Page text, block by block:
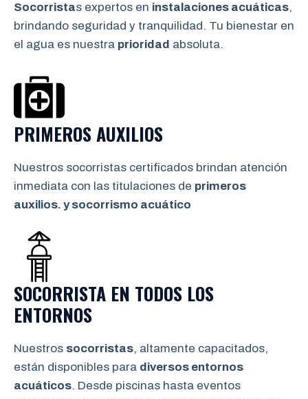
Socorristas expertos en instalaciones acuáticas,
brindando seguridad y tranquilidad. Tu bienestar en
el agua es nuestra prioridad absoluta.
PRIMEROS AUXILIOS
Nuestros socorristas certificados brindan atención
inmediata con las titulaciones de primeros
auxilios. y socorrismo acuático
SOCORRISTA EN TODOS LOS
ENTORNOS
Nuestros socorristas, altamente capacitados,
están disponibles para diversos entornos
acuáticos. Desde piscinas hasta eventos